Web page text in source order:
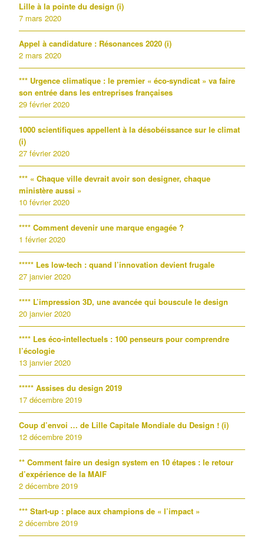
Lille à la pointe du design (i)
7 mars 2020
Appel à candidature : Résonances 2020 (i)
2 mars 2020
*** Urgence climatique : le premier « éco-syndicat » va faire
son entrée dans les entreprises françaises
29 février 2020
1000 scientifiques appellent à la désobéissance sur le climat
(i)
27 février 2020
*** « Chaque ville devrait avoir son designer, chaque
ministère aussi »
10 février 2020
**** Comment devenir une marque engagée ?
1 février 2020
***** Les low-tech : quand l’innovation devient frugale
27 janvier 2020
**** L’impression 3D, une avancée qui bouscule le design
20 janvier 2020
**** Les éco-intellectuels : 100 penseurs pour comprendre
l’écologie
13 janvier 2020
***** Assises du design 2019
17 décembre 2019
Coup d’envoi … de Lille Capitale Mondiale du Design ! (i)
12 décembre 2019
** Comment faire un design system en 10 étapes : le retour
d’expérience de la MAIF
2 décembre 2019
*** Start-up : place aux champions de « l’impact »
2 décembre 2019